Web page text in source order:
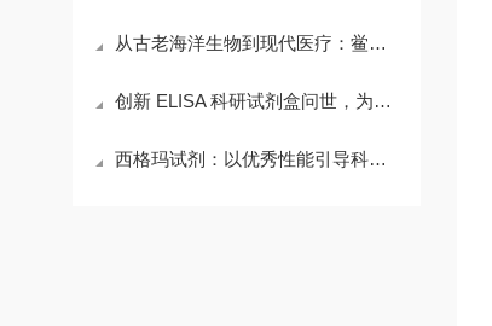
从古老海洋生物到现代医疗：鲎试剂
创新 ELISA 科研试剂盒问世，为生命科学研究注入强劲动力
西格玛试剂：以优秀性能引导科研新征程